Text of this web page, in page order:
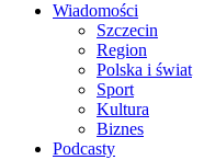
Wiadomości
Szczecin
Region
Polska i świat
Sport
Kultura
Biznes
Podcasty